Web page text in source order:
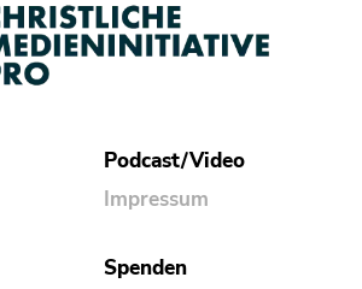
Podcast/Video
Impressum
Spenden